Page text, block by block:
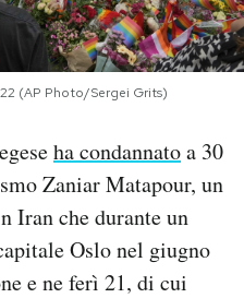
(AP Photo/Sergei Grits)
ha condannatoa 30
Zaniar Matapour, un
Iran che durante un
Oslo nel giugno
e ne ferì 21, di cui